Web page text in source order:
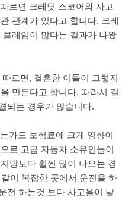
면 크레딧 스코어와 사고
관계가 있다고 합니다. 크레
레임이 많다는 결과가 나왔
면, 결혼한 이들이 그렇지
만든다고 합니다. 따라서 결
되는 경우가 많습니다.
도 보험료에 크게 영향이
로 고급 자동차 소유인들이
방보다 휠씬 많이 나오는 경
이 복잡한 곳에서 운전을 하
전 하는것 보다 사고율이 낮